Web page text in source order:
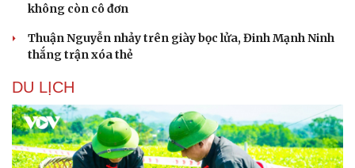
không còn cô đơn
Thuận Nguyễn nhảy trên giày bọc lửa, Đinh Mạnh Ninh
thắng trận xóa thẻ
DU LỊCH